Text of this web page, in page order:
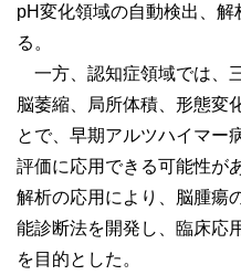
pH変化領域の自動検出、
る。
一方、認知症領域では、
脳萎縮、局所体積、形態変
とで、早期アルツハイマー
評価に応用できる可能性が
解析の応用により、脳腫瘍
能診断法を開発し、臨床応
を目的とした。